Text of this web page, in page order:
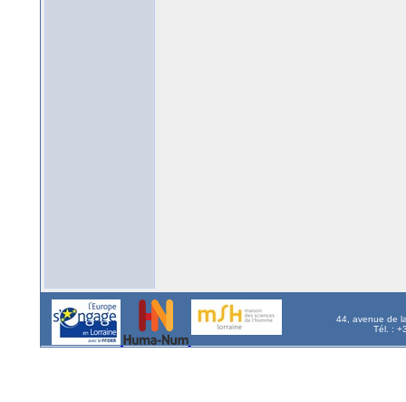
44, avenue de
Tél. :